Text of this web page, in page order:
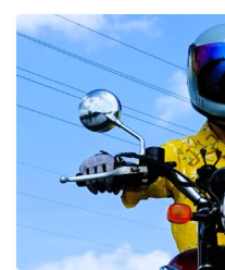
・人気記事ランキング
・杉浦かおるのバイク
・バイクアイテムレビ